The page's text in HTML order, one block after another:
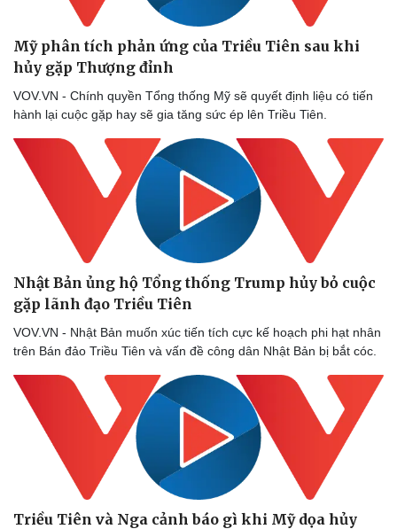
Mỹ phân tích phản ứng của Triều Tiên sau khi
hủy gặp Thượng đỉnh
VOV.VN - Chính quyền Tổng thống Mỹ sẽ quyết định liệu có tiến
hành lại cuộc gặp hay sẽ gia tăng sức ép lên Triều Tiên.
Nhật Bản ủng hộ Tổng thống Trump hủy bỏ cuộc
gặp lãnh đạo Triều Tiên
VOV.VN - Nhật Bản muốn xúc tiến tích cực kế hoạch phi hạt nhân
trên Bán đảo Triều Tiên và vấn đề công dân Nhật Bản bị bắt cóc.
Triều Tiên và Nga cảnh báo gì khi Mỹ dọa hủy